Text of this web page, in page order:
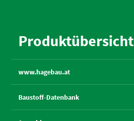
Produktübersicht
www.hagebau.at
Baustoff-Datenbank